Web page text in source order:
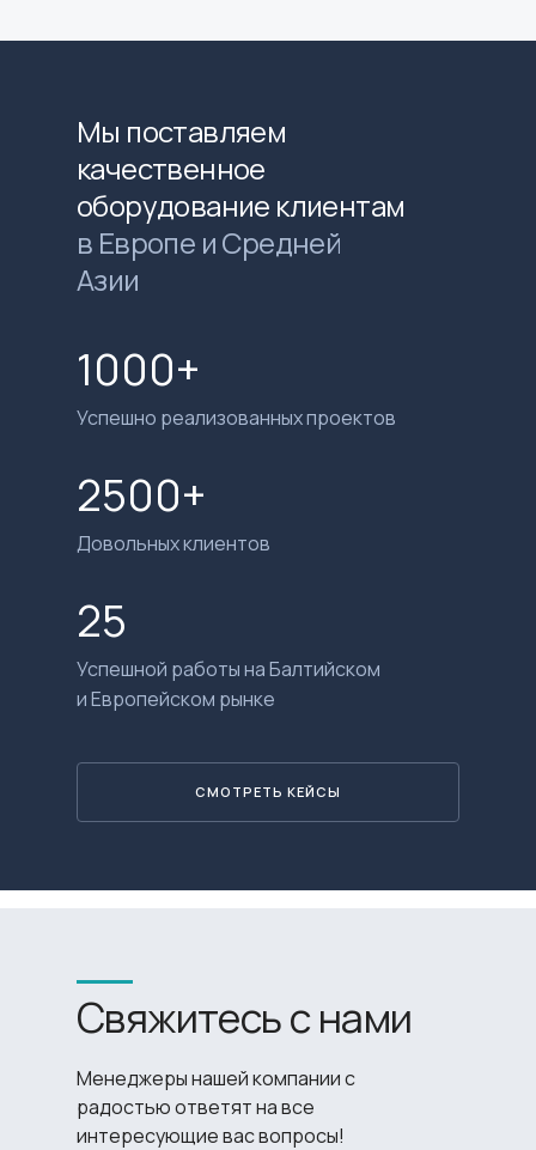
Мы поставляем
качественное
оборудование клиентам
в Европе и Средней
Азии
1000+
Успешно реализованных проектов
СМОТРЕТЬ КЕЙСЫ
25
Успешной работы на Балтийском
и Европейском рынке
2500+
Довольных клиентов
Менеджеры нашей компании с
радостью ответят на все
интересующие вас вопросы!
Свяжитесь с нами